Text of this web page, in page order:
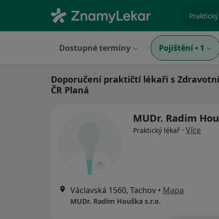
Dostupné termíny Pojištění • 1
Doporučení praktičtí lékaři s
ČR Planá
MUDr. Radim
Praktický lékař · Více
Václavská 1560, Tachov • Mapa
MUDr. Radim Houška s.r.o.